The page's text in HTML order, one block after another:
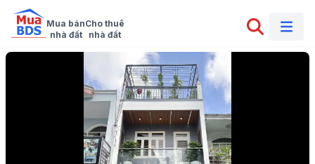
Mua bán
nhà đất
Cho thuê
nhà đất